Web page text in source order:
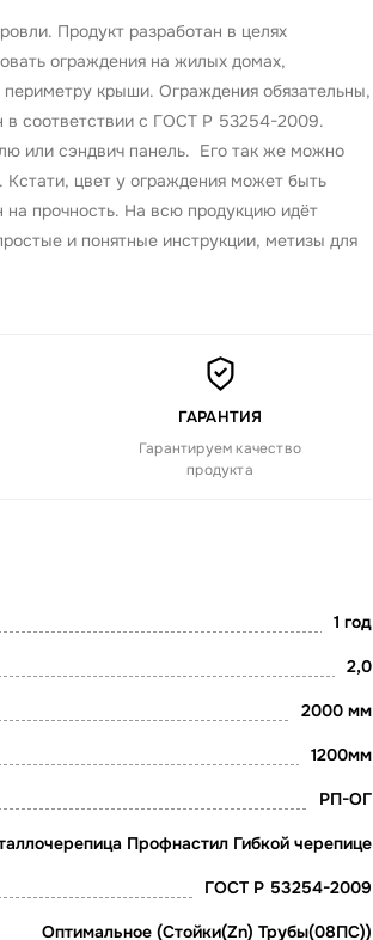
Продукт разработан в целях
ограждения на жилых домах,
крыши. Ограждения обязательны,
в соответствии с ГОСТ Р 53254-2009.
или сэндвич панель. Его так же можно
цвет у ограждения может быть
прочность. На всю продукцию идёт
и понятные инструкции, метизы для
ГАРАНТИЯ
Гарантируем качество
продукта
1 год
2,0
2000 мм
1200мм
РП-ОГ
Профнастил Гибкой черепице
ГОСТ Р 53254-2009
Оптимальное (Стойки(Zn) Трубы(08ПС))